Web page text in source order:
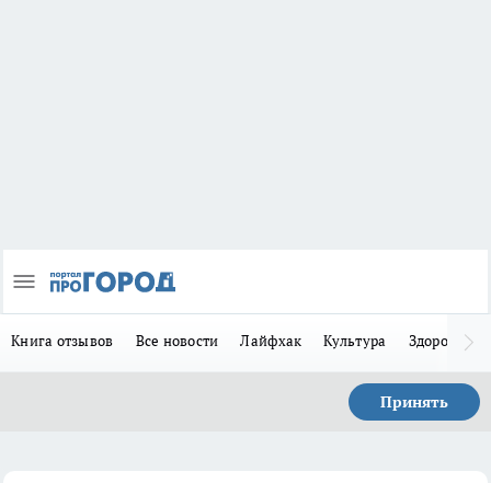
Книга отзывов Все новости Лайфхак Культура Здоровье
Принять